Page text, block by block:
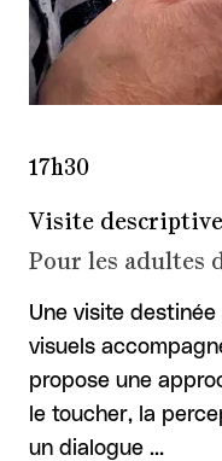
Visite
Pour les adultes
17h30
Une visite
visuels
propose une
le toucher, la
un dialogue …